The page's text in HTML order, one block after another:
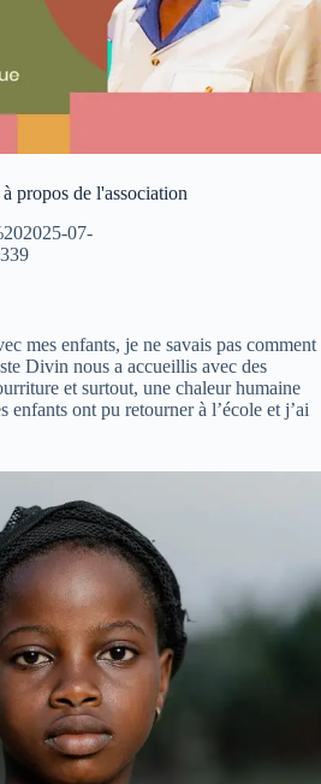
propos de l'association
07-
mes enfants, je ne savais pas comment
Divin nous a accueillis avec des
et surtout, une chaleur humaine
enfants ont pu retourner à l’école et j’ai